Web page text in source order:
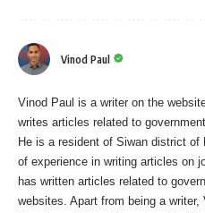
Vinod Paul
Vinod Paul is a writer on the
writes articles related to
He is a resident of Siwan district of
of experience in writing articles on
has written articles related to
websites. Apart from being a